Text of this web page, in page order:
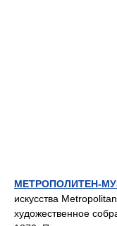
МЕТРОПОЛИТЕН-
искусства
художественное